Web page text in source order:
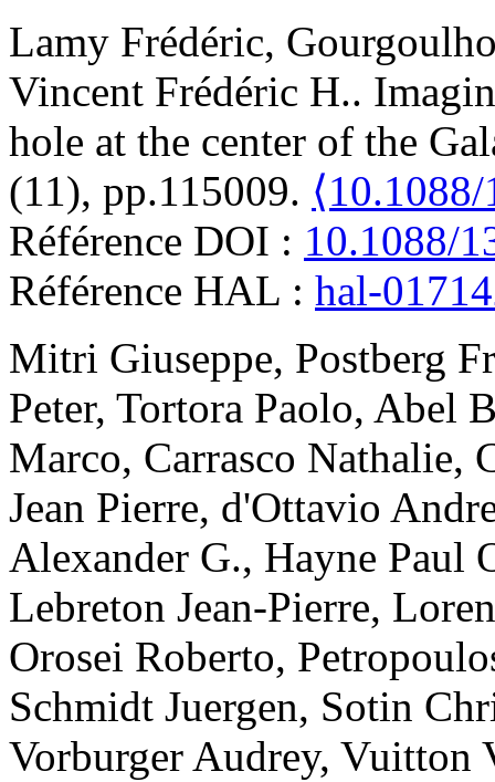
Lamy Frédéric,
Vincent Frédéric H..
hole at the center of the
(11), pp.115009.
Référence DOI : 10.1088/
Référence HAL : hal-
Mitri Giuseppe, Postberg
Peter, Tortora Paolo, Abel
Marco, Carrasco Nathalie,
Jean Pierre, d'Ottavio
Alexander G., Hayne Paul
Lebreton Jean-Pierre,
Orosei Roberto,
Schmidt Juergen, Sotin
Vorburger Audrey, Vuitton